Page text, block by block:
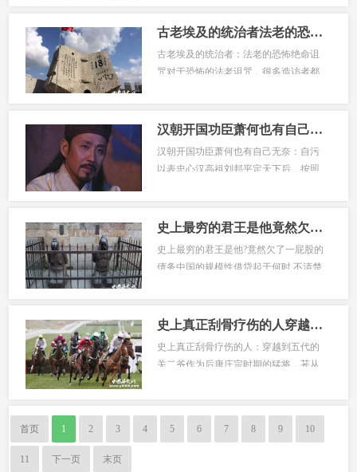
的...
古老埃及的统治者法老的恐怖绝命诅咒
古老埃及的统治者：法老的恐怖绝命诅
咒对于恐怖的法老诅咒，很多造访者都
感...
汉朝开国功臣萧何也有自己无奈自污以表忠心
汉朝开国功臣萧何也有自己无奈：自污
以表忠心汉高祖刘邦平定天下后，按照
了...
史上最穷的君王是他竟然欠了一屁股的债务
史上最穷的君王是他?竟然欠了一屁股的
债务中国的规模性借贷起于何时,不清楚,
史上真正刮骨疗伤的人穿越到五代的关二爷
史上真正刮骨疗伤的人：穿越到五代的
关二爷作为后唐庄宗时期的猛将，苌从
业...
首页
1 2 3 4 5 6 7 8 9 10
11 下一页 末页